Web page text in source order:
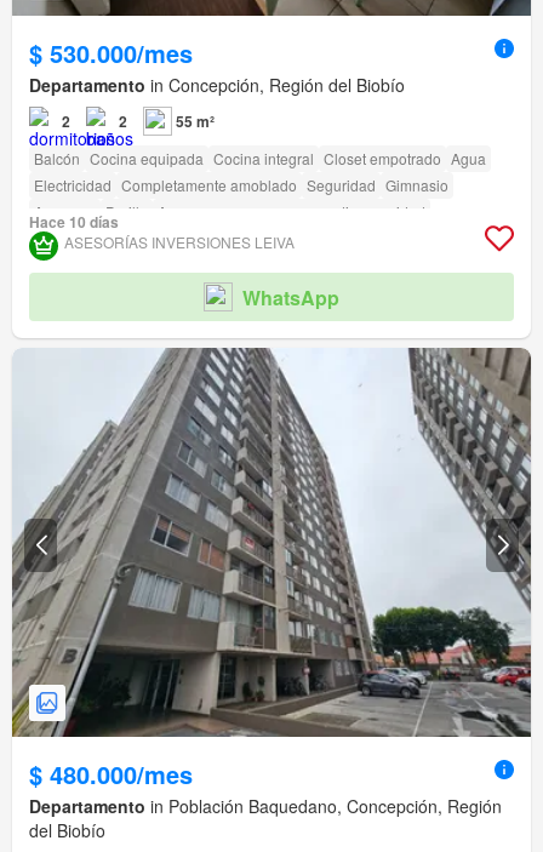
$ 530.000/mes
Departamento in Concepción, Región del Biobío
2 2 55 m²
Balcón Cocina equipada Cocina integral Closet empotrado Agua
Electricidad Completamente amoblado Seguridad Gimnasio
Ascensor
Parilla Acceso para personas con discapacidad
Hace 10 días
ASESORÍAS INVERSIONES LEIVA
WhatsApp
$ 480.000/mes
Departamento in Población Baquedano, Concepción, Región
del Biobío